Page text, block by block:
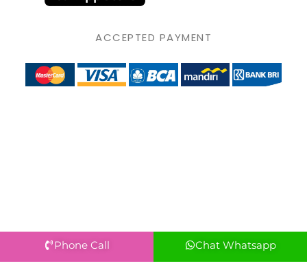
ACCEPTED PAYMENT
Phone Call Chat Whatsapp